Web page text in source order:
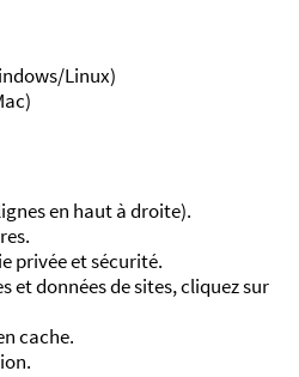
Linux)
en haut à droite).
privée et sécurité.
et données de sites, cliquez sur
cache.